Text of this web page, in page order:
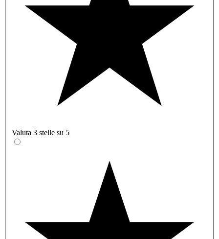
Valuta 3 stelle su 5